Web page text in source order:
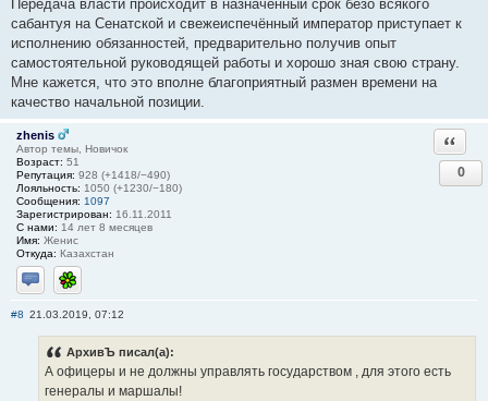
Передача власти происходит в назначенный срок безо всякого
сабантуя на Сенатской и свежеиспечённый император приступает к
исполнению обязанностей, предварительно получив опыт
самостоятельной руководящей работы и хорошо зная свою страну.
Мне кажется, что это вполне благоприятный размен времени на
качество начальной позиции.
zhenis
Автор темы, Новичок
Возраст: 51
Репутация: 928 (+1418/−490)
Лояльность: 1050 (+1230/−180)
Сообщения: 1097
Зарегистрирован: 16.11.2011
С нами: 14 лет 8 месяцев
Имя: Женис
Откуда: Казахстан
Отправить личное сообщение
ICQ
0
#8 21.03.2019, 07:12
АрхивЪ писал(а):
А офицеры и не должны управлять государством , для этого есть
генералы и маршалы!